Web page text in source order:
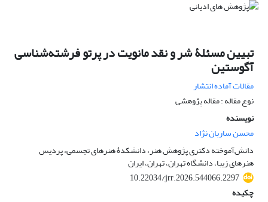
تبیین مسئلۀ شر و نقد مانویت در پرتو فرشته‌شناسی
آگوستین
مقالات آماده انتشار
نوع مقاله : مقاله پژوهشی
نویسنده
محسن ساربان نژاد
دانش‌آموخته دکتری پژوهش هنر، دانشکدۀ هنرهای تجسمی، پردیس
هنرهای زیبا، دانشگاه تهران، تهران، ایران
10.22034/jrr.2026.544066.2297
چکیده